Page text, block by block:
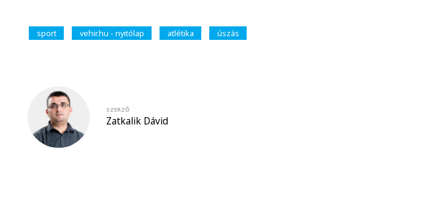
sport vehir.hu - nyitólap atlétika úszás
SZERZŐ
Zatkalik Dávid